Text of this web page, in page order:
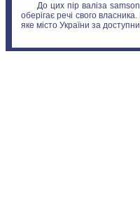
До цих пір валіза
оберігає речі свого
яке місто України за